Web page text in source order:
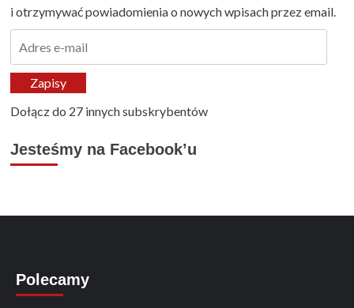
i otrzymywać powiadomienia o nowych wpisach przez email.
mailZapisy
Dołącz do 27 innych subskrybentów
Jesteśmy na Facebook’u
Polecamy